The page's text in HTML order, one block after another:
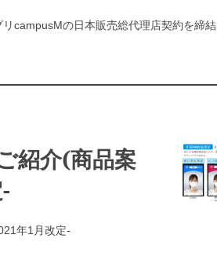
campusMの日本販売総代理店契約を締結
紹介(商品案
年1月改定-